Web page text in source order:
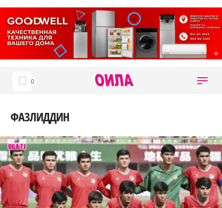
ФАЗЛИДДИН